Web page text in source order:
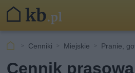
Cenniki Miejskie Pranie,
Cennik